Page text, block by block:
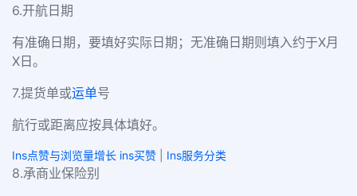
6.开航日期
有准确日期，要填好实际日期；无准确日期则填入约于X月
X日。
7.提货单或运单号
航行或距离应按具体填好。
Ins点赞与浏览量增长 ins买赞 Ins服务分类
8.承商业保险别